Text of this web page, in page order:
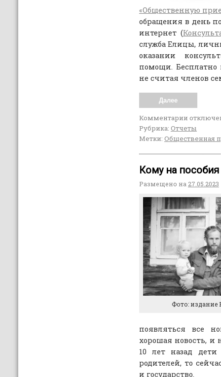
«Общественную
обращения в день
интернет (
служба Елицы,
оказании
помощи.
не считая членов
Далее
Комментарии
Рубрика: Отчеты
Метки: Общественная
Кому на
Размещено на 27.05.2023
Фото: издание
появляться все
хорошая новость, и
10 лет назад
родителей, то
и государство.